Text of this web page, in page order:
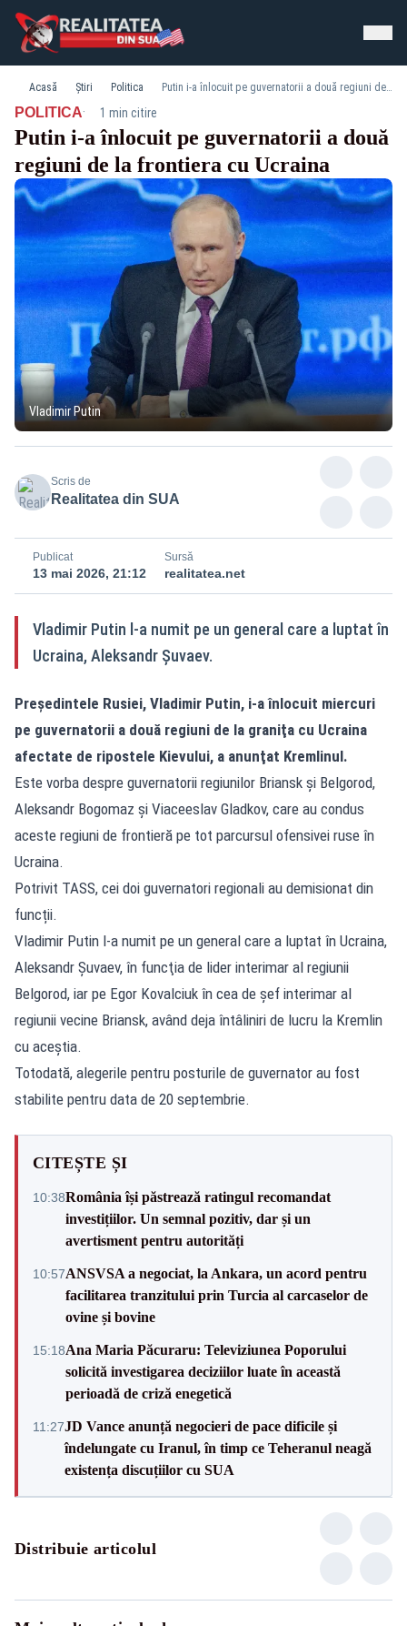
Acasă Știri Politica Putin i-a înlocuit pe guvernatorii a două regiuni de la frontiera cu Ucraina
POLITICA· 1 min citire
Putin i-a înlocuit pe guvernatorii a două
regiuni de la frontiera cu Ucraina
Vladimir Putin
Scris de
Realitatea din SUA
Publicat
13 mai 2026, 21:12
Sursă
realitatea.net
Vladimir Putin l-a numit pe un general care a luptat în
Ucraina, Aleksandr Şuvaev.
Preşedintele Rusiei, Vladimir Putin, i-a înlocuit miercuri
pe guvernatorii a două regiuni de la graniţa cu Ucraina
afectate de ripostele Kievului, a anunţat Kremlinul.
Este vorba despre guvernatorii regiunilor Briansk şi Belgorod,
Aleksandr Bogomaz şi Viaceeslav Gladkov, care au condus
aceste regiuni de frontieră pe tot parcursul ofensivei ruse în
Ucraina.
Potrivit TASS, cei doi guvernatori regionali au demisionat din
funcții.
Vladimir Putin l-a numit pe un general care a luptat în Ucraina,
Aleksandr Şuvaev, în funcţia de lider interimar al regiunii
Belgorod, iar pe Egor Kovalciuk în cea de şef interimar al
regiunii vecine Briansk, având deja întâliniri de lucru la Kremlin
cu aceștia.
Totodată, alegerile pentru posturile de guvernator au fost
stabilite pentru data de 20 septembrie.
CITEȘTE ȘI
10:38România își păstrează ratingul recomandat
investițiilor. Un semnal pozitiv, dar și un
avertisment pentru autorități
10:57ANSVSA a negociat, la Ankara, un acord pentru
facilitarea tranzitului prin Turcia al carcaselor de
ovine și bovine
15:18Ana Maria Păcuraru: Televiziunea Poporului
solicită investigarea deciziilor luate în această
perioadă de criză enegetică
11:27JD Vance anunță negocieri de pace dificile și
îndelungate cu Iranul, în timp ce Teheranul neagă
existența discuțiilor cu SUA
Distribuie articolul